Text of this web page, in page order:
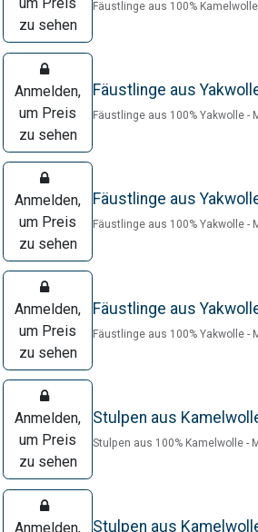
zu sehen
Fäustlinge aus 100%
Anmelden,
um Preis
zu sehen
Fäustlinge aus
Fäustlinge aus 100% Yakwolle -
Anmelden,
um Preis
zu sehen
Fäustlinge aus
Fäustlinge aus 100% Yakwolle -
Anmelden,
um Preis
zu sehen
Fäustlinge aus
Fäustlinge aus 100% Yakwolle -
Anmelden,
um Preis
zu sehen
Stulpen aus
Stulpen aus 100% Kamelwolle -
Anmelden, Stulpen aus